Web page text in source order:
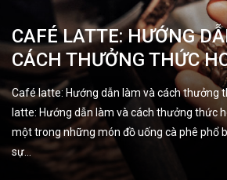
CAFÉ LATTE: HƯỚNG
CÁCH THƯỞNG THỨC
Café latte: Hướng dẫn làm và cách thưởng
latte: Hướng dẫn làm và cách thưởng thức
một trong những món đồ uống cà phê phổ
sự…